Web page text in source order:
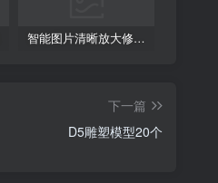
智能图片清晰放大修复上色工具
下一篇
D5雕塑模型20个